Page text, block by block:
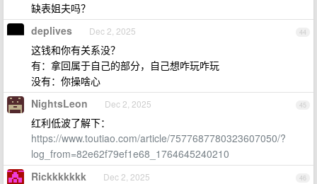
缺表姐夫吗？
44
deplives Dec 2, 2025
这钱和你有关系没？
有：拿回属于自己的部分，自己想咋玩咋玩
没有：你操啥心
45
NightsLeon Dec 2, 2025
红利低波了解下：
https://www.toutiao.com/article/7577687780323607050/?
log_from=82e62f79ef1e68_1764645240210
46
Rickkkkkkk Dec 2, 2025